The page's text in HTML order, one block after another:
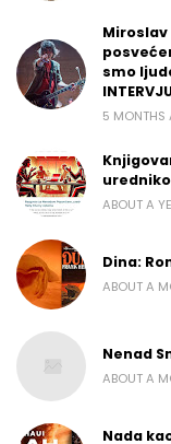
smo
5 MONTHS
ABOUT A
Dina:
ABOUT A
Nenad
ABOUT A
Nada